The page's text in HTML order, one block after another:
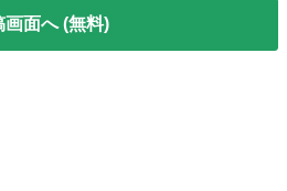
画面へ (無料)